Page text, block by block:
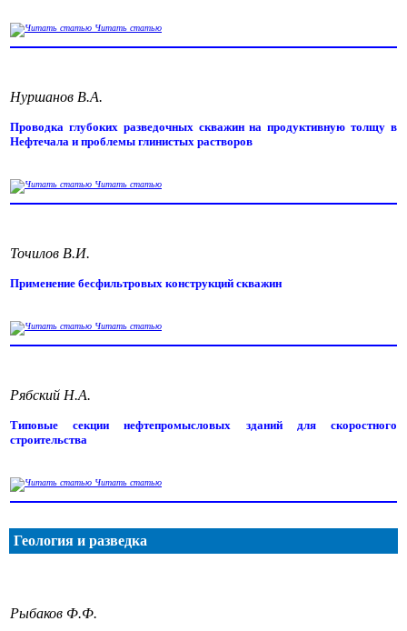
Читать статью
Нуршанов В.А.
Проводка глубоких разведочных скважин на продуктивную толщу в
Нефтечала и проблемы глинистых растворов
Читать статью
Точилов В.И.
Применение бесфильтровых конструкций скважин
Читать статью
Рябский Н.А.
Типовые секции нефтепромысловых зданий для скоростного
строительства
Читать статью
Геология и разведка
Рыбаков Ф.Ф.